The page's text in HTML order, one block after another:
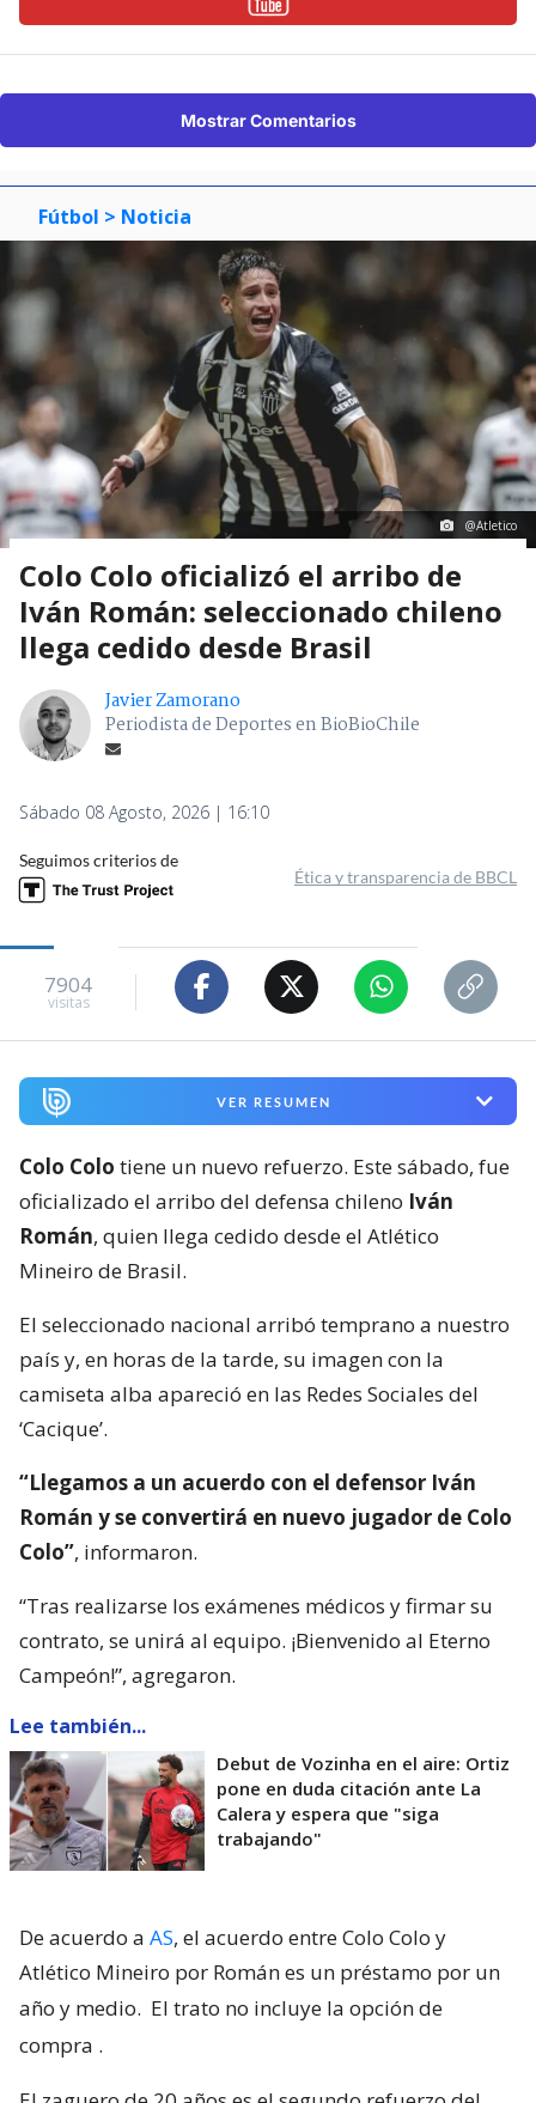
Mostrar Comentarios
Fútbol > Noticia
@Atletico
Colo Colo oficializó el arribo de
Iván Román: seleccionado chileno
llega cedido desde Brasil
Javier Zamorano
Periodista de Deportes en BioBioChile
Sábado 08 Agosto, 2026 | 16:10
Seguimos criterios de
Ética y transparencia de BBCL
7904
visitas
VER RESUMEN
Colo Colo tiene un nuevo refuerzo. Este sábado, fue
oficializado el arribo del defensa chileno Iván
Román, quien llega cedido desde el Atlético
Mineiro de Brasil.
El seleccionado nacional arribó temprano a nuestro
país y, en horas de la tarde, su imagen con la
camiseta alba apareció en las Redes Sociales del
‘Cacique’.
“Llegamos a un acuerdo con el defensor Iván
Román y se convertirá en nuevo jugador de Colo
Colo”, informaron.
“Tras realizarse los exámenes médicos y firmar su
contrato, se unirá al equipo. ¡Bienvenido al Eterno
Campeón!”, agregaron.
Lee también...
Debut de Vozinha en el aire: Ortiz
pone en duda citación ante La
Calera y espera que "siga
trabajando"
De acuerdo a AS, el acuerdo entre Colo Colo y
Atlético Mineiro por Román es un préstamo por un
año y medio. El trato no incluye la opción de
compra .